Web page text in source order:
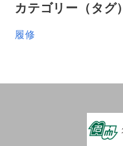
カテゴリー（タグ）
履修